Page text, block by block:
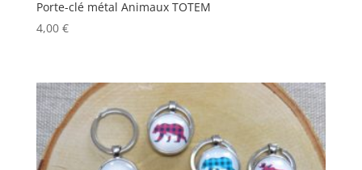
Porte-clé métal Animaux TOTEM
4,00 €